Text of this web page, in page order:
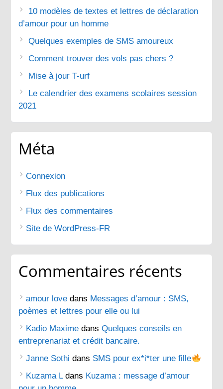
10 modèles de textes et lettres de déclaration
d’amour pour un homme
Quelques exemples de SMS amoureux
Comment trouver des vols pas chers ?
Mise à jour T-urf
Le calendrier des examens scolaires session
2021
Méta
Connexion
Flux des publications
Flux des commentaires
Site de WordPress-FR
Commentaires récents
amour love dans Messages d’amour : SMS,
poèmes et lettres pour elle ou lui
Kadio Maxime dansQuelques conseils en
entreprenariat et crédit bancaire.
Janne Sothi dans SMS pour ex*i*ter une fille
Kuzama Ldans Kuzama : message d’amour